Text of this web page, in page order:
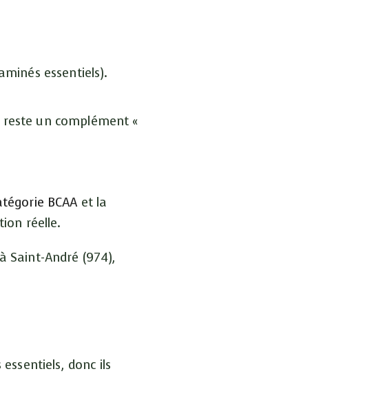
essentiels).
un complément «
BCAA et la
réelle.
Saint-André (974),
donc ils